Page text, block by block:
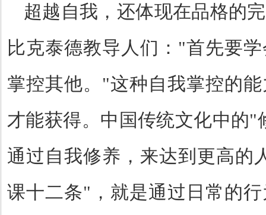
超越自我，还体现在品格的
比克泰德教导人们： "首先要
掌控其他。 "这种自我掌控的
才能获得。中国传统文化中的"
通过自我修养，来达到更高的
课十二条" ，就是通过日常的